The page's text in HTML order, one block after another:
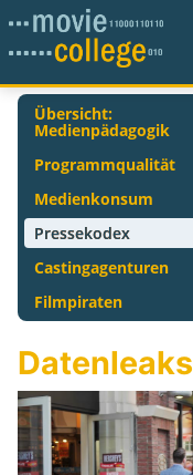
Übersicht:
Medienpädagogik
Programmqualität
Medienkonsum
Pressekodex
Castingagenturen
Filmpiraten
Datenleaks